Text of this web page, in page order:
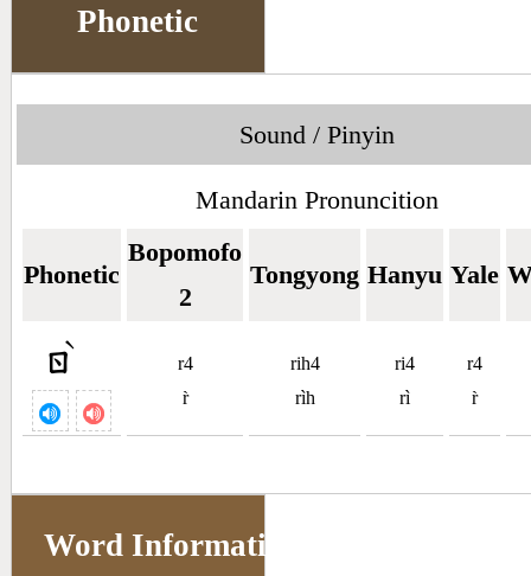
Phonetic
Sound / Pinyin
Mandarin Pronuncition
Phonetic
Bopomofo
2
Tongyong Hanyu Yale
ㄖ
ˋ
r4
r̀
rih4
rìh
ri4
rì
r4
r̀
Word Information